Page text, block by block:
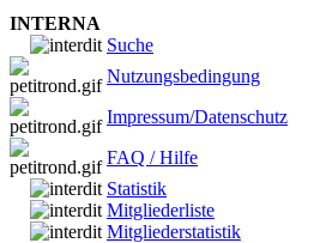
INTERNA
Suche
Nutzungsbedingung
Impressum/Datenschutz
FAQ / Hilfe
Statistik
Mitgliederliste
Mitgliederstatistik